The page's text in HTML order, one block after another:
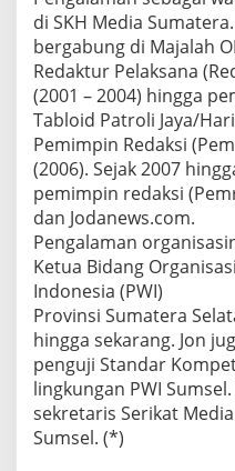
di SKH Media
bergabung di Majalah
Redaktur Pelaksana
(2001 – 2004) hingga
Tabloid Patroli Jaya/
Pemimpin Redaksi
(2006). Sejak 2007
pemimpin redaksi
dan Jodanews.com.
Pengalaman
Ketua Bidang
Indonesia (PWI)
Provinsi Sumatera
hingga sekarang. Jon
penguji Standar
lingkungan PWI
sekretaris Serikat
Sumsel. (*)